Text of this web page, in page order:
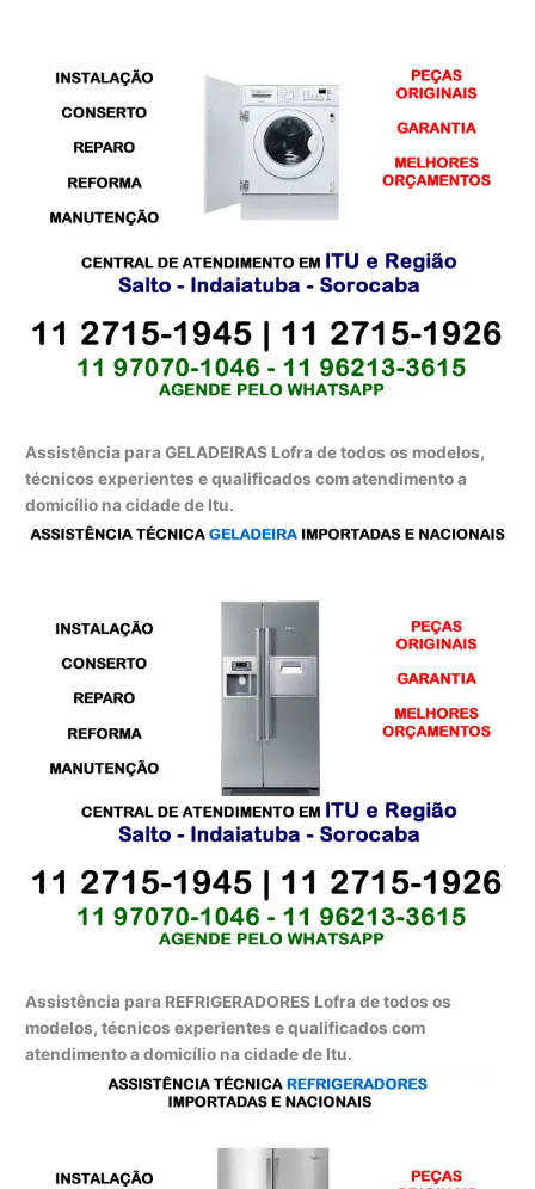
Assistência para GELADEIRAS Lofra de todos os modelos,
técnicos experientes e qualificados com atendimento a
domicílio na cidade de Itu.
Assistência para REFRIGERADORES Lofra de todos os
modelos, técnicos experientes e qualificados com
atendimento a domicílio na cidade de Itu.